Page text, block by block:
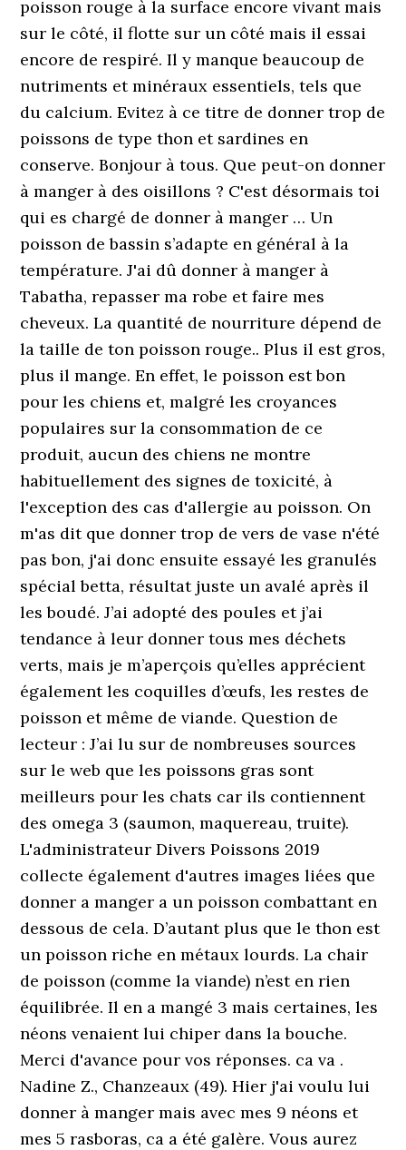
poisson rouge à la surface encore vivant mais
sur le côté, il flotte sur un côté mais il essai
encore de respiré. Il y manque beaucoup de
nutriments et minéraux essentiels, tels que
du calcium. Evitez à ce titre de donner trop de
poissons de type thon et sardines en
conserve. Bonjour à tous. Que peut-on donner
à manger à des oisillons ? C'est désormais toi
qui es chargé de donner à manger … Un
poisson de bassin s’adapte en général à la
température. J'ai dû donner à manger à
Tabatha, repasser ma robe et faire mes
cheveux. La quantité de nourriture dépend de
la taille de ton poisson rouge.. Plus il est gros,
plus il mange. En effet, le poisson est bon
pour les chiens et, malgré les croyances
populaires sur la consommation de ce
produit, aucun des chiens ne montre
habituellement des signes de toxicité, à
l'exception des cas d'allergie au poisson. On
m'as dit que donner trop de vers de vase n'été
pas bon, j'ai donc ensuite essayé les granulés
spécial betta, résultat juste un avalé après il
les boudé. J’ai adopté des poules et j’ai
tendance à leur donner tous mes déchets
verts, mais je m’aperçois qu’elles apprécient
également les coquilles d’œufs, les restes de
poisson et même de viande. Question de
lecteur : J’ai lu sur de nombreuses sources
sur le web que les poissons gras sont
meilleurs pour les chats car ils contiennent
des omega 3 (saumon, maquereau, truite).
L'administrateur Divers Poissons 2019
collecte également d'autres images liées que
donner a manger a un poisson combattant en
dessous de cela. D’autant plus que le thon est
un poisson riche en métaux lourds. La chair
de poisson (comme la viande) n’est en rien
équilibrée. Il en a mangé 3 mais certaines, les
néons venaient lui chiper dans la bouche.
Merci d'avance pour vos réponses. ca va .
Nadine Z., Chanzeaux (49). Hier j'ai voulu lui
donner à manger mais avec mes 9 néons et
mes 5 rasboras, ca a été galère. Vous aurez